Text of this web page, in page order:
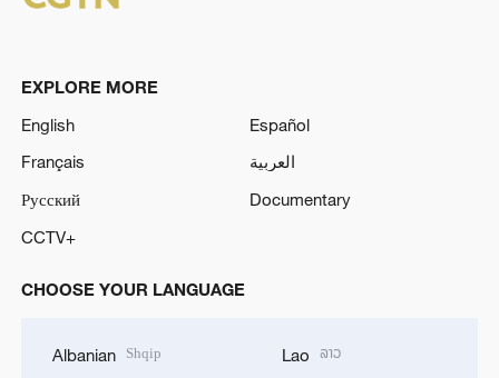
EXPLORE MORE
English
Español
Français
العربية
Русский
Documentary
CCTV+
CHOOSE YOUR LANGUAGE
Albanian Shqip Lao ລາວ